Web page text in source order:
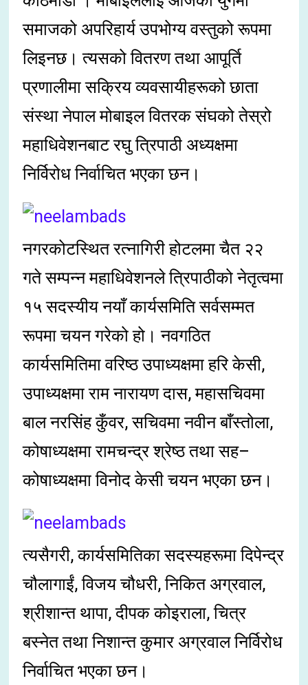
समाजको अपरिहार्य उपभोग्य वस्तुको रूपमा
लिइनछ। त्यसको वितरण तथा आपूर्ति
प्रणालीमा सक्रिय व्यवसायीहरूको छाता
संस्था नेपाल मोबाइल वितरक संघको तेस्रो
महाधिवेशनबाट रघु त्रिपाठी अध्यक्षमा
निर्विरोध निर्वाचित भएका छन।
नगरकोटस्थित रत्नागिरी होटलमा चैत २२
गते सम्पन्न महाधिवेशनले त्रिपाठीको नेतृत्वमा
१५ सदस्यीय नयाँ कार्यसमिति सर्वसम्मत
रूपमा चयन गरेको हो। नवगठित
कार्यसमितिमा वरिष्ठ उपाध्यक्षमा हरि केसी,
उपाध्यक्षमा राम नारायण दास, महासचिवमा
बाल नरसिंह कुँवर, सचिवमा नवीन बाँस्तोला,
कोषाध्यक्षमा रामचन्द्र श्रेष्ठ तथा सह–
कोषाध्यक्षमा विनोद केसी चयन भएका छन।
त्यसैगरी, कार्यसमितिका सदस्यहरूमा दिपेन्द्र
चौलागाईं, विजय चौधरी, निकित अग्रवाल,
श्रीशान्त थापा, दीपक कोइराला, चित्र
बस्नेत तथा निशान्त कुमार अग्रवाल निर्विरोध
निर्वाचित भएका छन।